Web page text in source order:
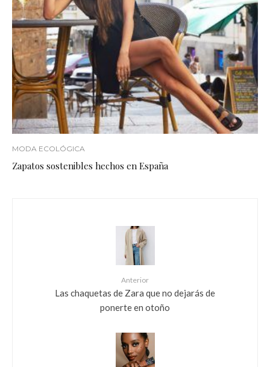
MODA ECOLÓGICA
Zapatos sostenibles hechos en España
Anterior
Las chaquetas de Zara que no dejarás de
ponerte en otoño